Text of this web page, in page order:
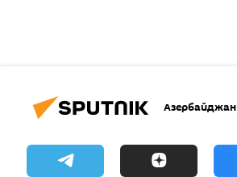
Азербайджан